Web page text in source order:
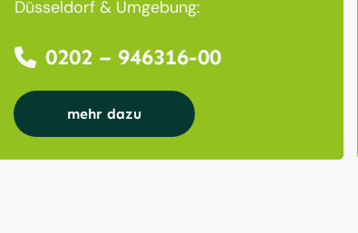
Düsseldorf & Umgebung:
0202 – 946316-00
mehr dazu